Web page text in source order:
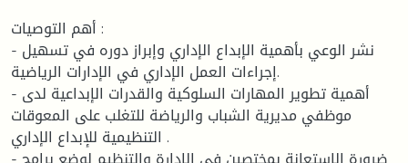
أهم التوصيات :
- نشر الوعي بأهمية الإبداع الإداري وإبراز دوره في تسهيل
إجراءات العمل الإداري في الإدارات الرياضية.
- أهمية تطوير المهارات السلوكية والقدرات الإبداعية لدى
موظفي مديرية الشباب والرياضة للتغلب على المعوقات
التنظيمية للإبداع الإداري .